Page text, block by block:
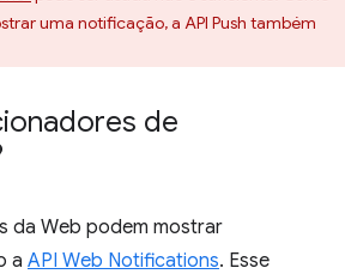
uma notificação, a API Push também
de
da Web podem mostrar
a API Web Notifications. Esse